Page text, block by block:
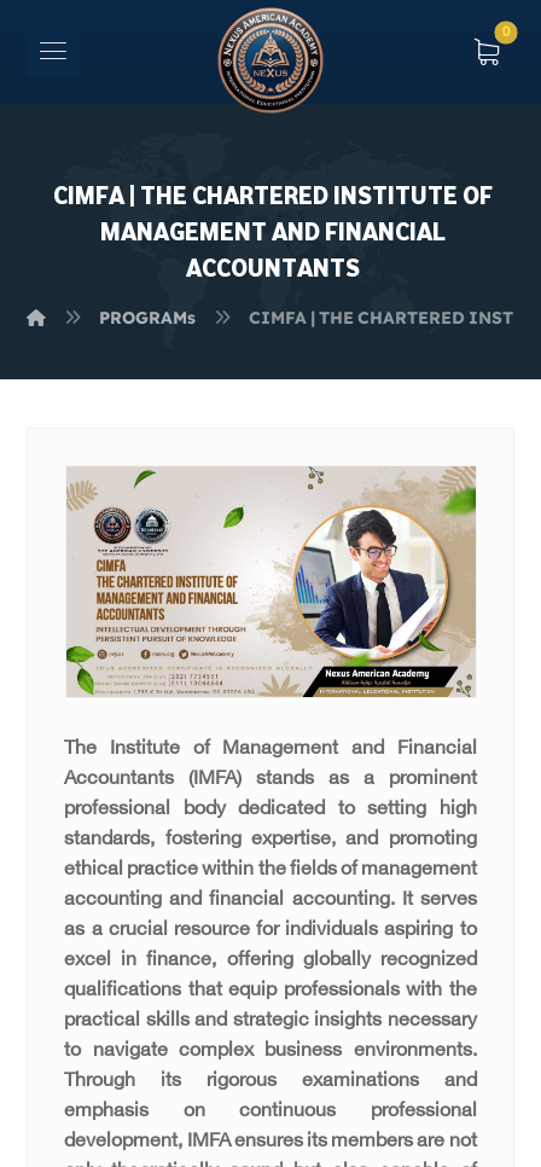
CIMFA | THE CHARTERED INSTITUTE OF
MANAGEMENT AND FINANCIAL
ACCOUNTANTS
PROGRAMs CIMFA | THE CHARTERED
The Institute of Management and Financial
Accountants (IMFA) stands as a prominent
professional body dedicated to setting high
standards, fostering expertise, and promoting
ethical practice within the fields of management
accounting and financial accounting. It serves
as a crucial resource for individuals aspiring to
excel in finance, offering globally recognized
qualifications that equip professionals with the
practical skills and strategic insights necessary
to navigate complex business environments.
Through its rigorous examinations and
emphasis on continuous professional
development, IMFA ensures its members are not